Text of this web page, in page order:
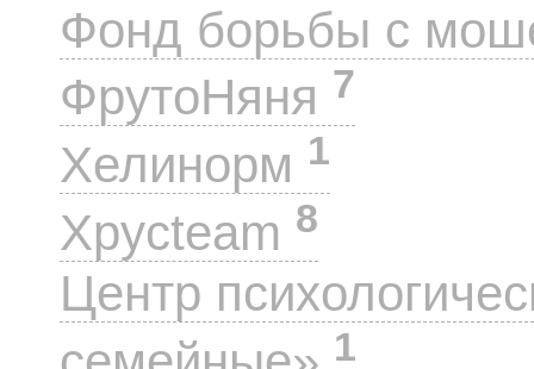
Фонд борьбы с
ФрутоНяня 7
Хелинорм 1
Хрусteam 8
Центр
1